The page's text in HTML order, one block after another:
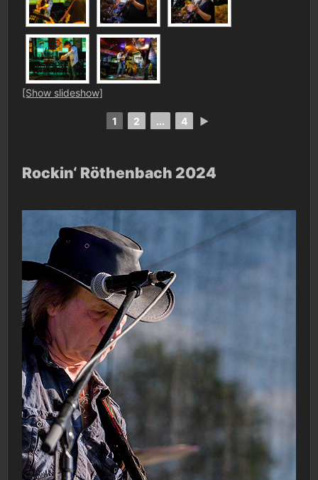
[Show slideshow]
1 2 ... 4 ►
Rockin‘ Röthenbach 2024